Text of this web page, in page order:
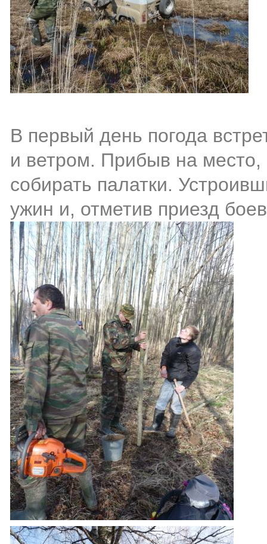
В первый день погода
и ветром. Прибыв на
собирать палатки.
ужин и, отметив приезд